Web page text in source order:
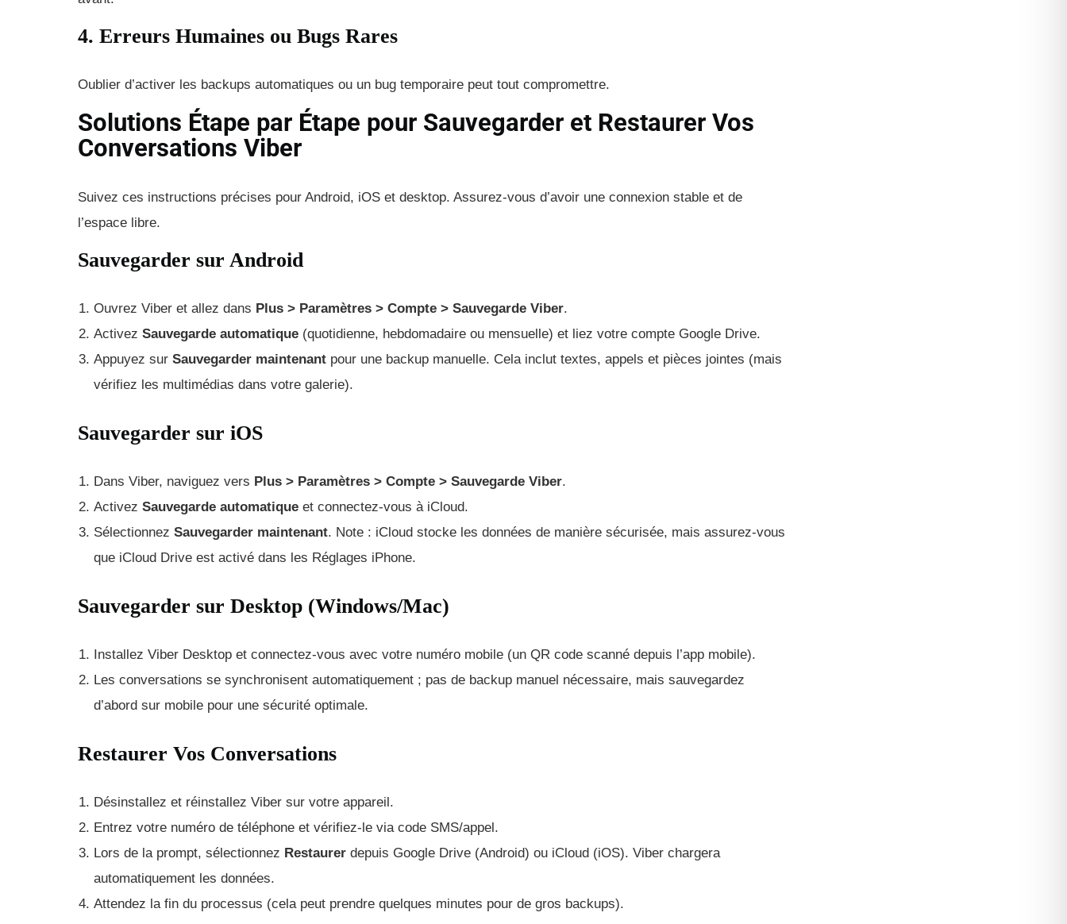
4. Erreurs Humaines ou Bugs Rares
Oublier d’activer les backups automatiques ou un bug temporaire peut tout compromettre.
Solutions Étape par Étape pour Sauvegarder et Restaurer Vos
Conversations Viber
Suivez ces instructions précises pour Android, iOS et desktop. Assurez-vous d’avoir une connexion stable et de
l’espace libre.
Sauvegarder sur Android
Ouvrez Viber et allez dans Plus > Paramètres > Compte > Sauvegarde Viber.
Activez Sauvegarde automatique (quotidienne, hebdomadaire ou mensuelle) et liez votre compte Google Drive.
Appuyez sur Sauvegarder maintenant pour une backup manuelle. Cela inclut textes, appels et pièces jointes (mais
vérifiez les multimédias dans votre galerie).
Sauvegarder sur iOS
Dans Viber, naviguez vers Plus > Paramètres > Compte > Sauvegarde Viber.
Activez Sauvegarde automatique et connectez-vous à iCloud.
Sélectionnez Sauvegarder maintenant. Note : iCloud stocke les données de manière sécurisée, mais assurez-vous
que iCloud Drive est activé dans les Réglages iPhone.
Sauvegarder sur Desktop (Windows/Mac)
Installez Viber Desktop et connectez-vous avec votre numéro mobile (un QR code scanné depuis l’app mobile).
Les conversations se synchronisent automatiquement ; pas de backup manuel nécessaire, mais sauvegardez
d’abord sur mobile pour une sécurité optimale.
Restaurer Vos Conversations
Désinstallez et réinstallez Viber sur votre appareil.
Entrez votre numéro de téléphone et vérifiez-le via code SMS/appel.
Lors de la prompt, sélectionnez Restaurer depuis Google Drive (Android) ou iCloud (iOS). Viber chargera
automatiquement les données.
Attendez la fin du processus (cela peut prendre quelques minutes pour de gros backups).